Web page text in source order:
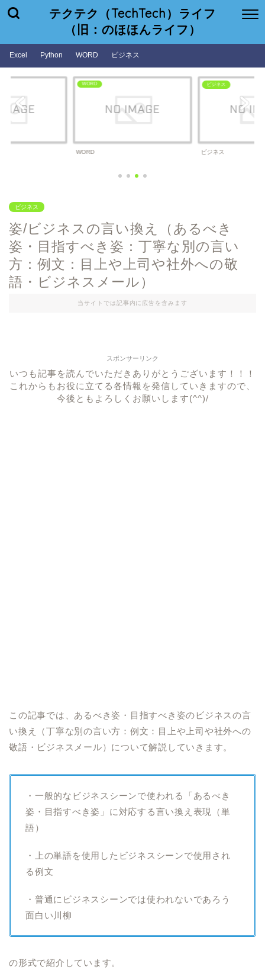
テクテク（TechTech）ライフ
（旧：のほほんライフ）
Excel Python WORD ビジネス
WORD
WORD
ビジネス
ビジネス
ビジネス
姿/ビジネスの言い換え（あるべき
姿・目指すべき姿：丁寧な別の言い
方：例文：目上や上司や社外への敬
語・ビジネスメール）
当サイトでは記事内に広告を含みます
スポンサーリンク
いつも記事を読んでいただきありがとうございます！！！
これからもお役に立てる各情報を発信していきますので、
今後ともよろしくお願いします(^^)/
この記事では、あるべき姿・目指すべき姿のビジネスの言
い換え（丁寧な別の言い方：例文：目上や上司や社外への
敬語・ビジネスメール）について解説していきます。
・一般的なビジネスシーンで使われる「あるべき
姿・目指すべき姿」に対応する言い換え表現（単
語）
・上の単語を使用したビジネスシーンで使用され
る例文
・普通にビジネスシーンでは使われないであろう
面白い川柳
の形式で紹介しています。